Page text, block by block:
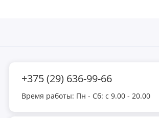
+375 (29) 636-99-66
Время работы: Пн - Сб: с 9.00 - 20.00